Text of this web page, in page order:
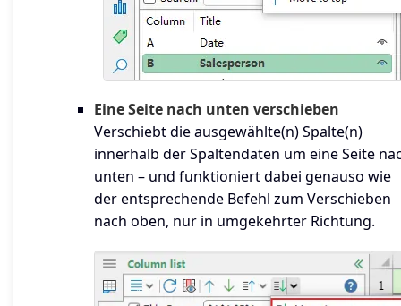
Eine Seite nach unten verschieben
Verschiebt die ausgewählte(n) Spalte(n)
innerhalb der Spaltendaten um eine Seite
unten – und funktioniert dabei genauso wie
der entsprechende Befehl zum Verschieben
nach oben, nur in umgekehrter Richtung.